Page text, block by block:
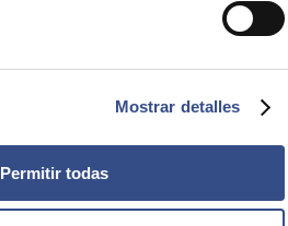
Mostrar detalles
Permitir todas